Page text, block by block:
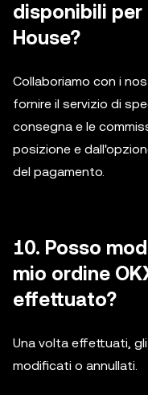
disponibili per
House?
Collaboriamo con i
fornire il servizio di
consegna e le
posizione e
del pagamento.
10. Posso
mio ordine
effettuato?
Una volta effettuati,
modificati o annullati.